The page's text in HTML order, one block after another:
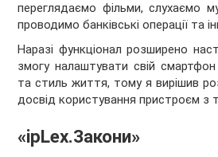
переглядаємо фільми, слухаємо
проводимо банківські операції та
Наразі функціонал розширено
змогу налаштувати свій
та стиль життя, тому я вирішив
досвід користування пристроєм з
«ipLex.Закони»